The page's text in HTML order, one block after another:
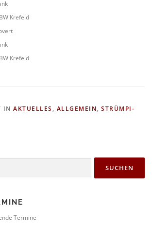
Krefeld
Krefeld
IN AKTUELLES , ALLGEMEIN, STRÜMPI-
Termine